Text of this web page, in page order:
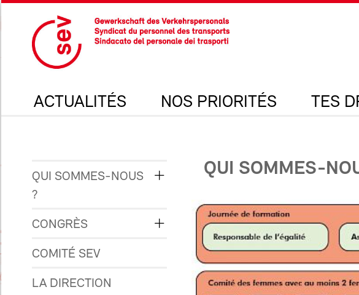
ACTUALITÉS NOS PRIORITÉS TES
QUI SOMMES-NOUS
?
CONGRÈS
COMITÉ SEV
LA DIRECTION
QUI SOMMES-